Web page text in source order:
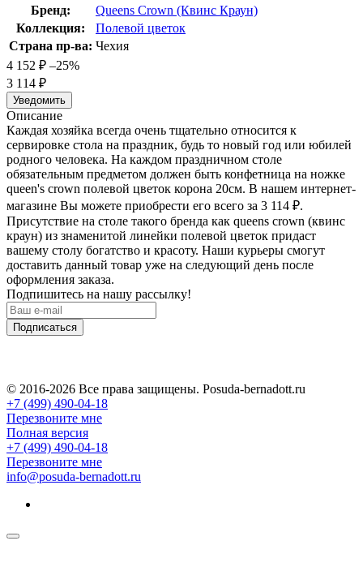
Бренд:
Queens Crown (Квинс Краун)
Коллекция:
Полевой цветок
Страна пр-ва: Чехия
4 152 ₽ –25%
3 114 ₽
Уведомить
Описание
Каждая хозяйка всегда очень тщательно относится к
сервировке стола на праздник, будь то новый год или юбилей
родного человека. На каждом праздничном столе
обязательным предметом должен быть конфетница на ножке
queen's crown полевой цветок корона 20см. В нашем интернет-
магазине Вы можете приобрести его всего за 3 114 ₽.
Присутствие на столе такого бренда как queens crown (квинс
краун) из знаменитой линейки полевой цветок придаст
вашему столу богатство и красоту. Наши курьеры смогут
доставить данный товар уже на следующий день после
оформления заказа.
Подпишитесь на нашу рассылку!
Подписаться
© 2016-2026 Все права защищены. Posuda-bernadott.ru
+7 (499) 490-04-18
Перезвоните мне
Полная версия
+7 (499) 490-04-18
Перезвоните мне
info@posuda-bernadott.ru